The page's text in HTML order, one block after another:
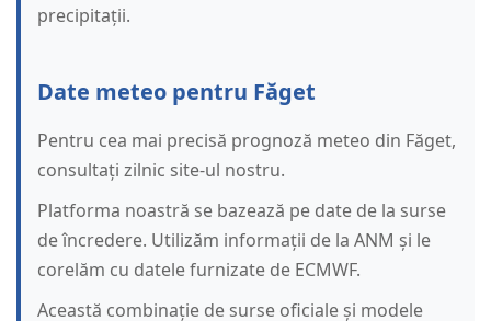
precipitații.
Date meteo pentru Făget
Pentru cea mai precisă prognoză meteo din Făget,
consultați zilnic site-ul nostru.
Platforma noastră se bazează pe date de la surse
de încredere. Utilizăm informații de la ANM și le
corelăm cu datele furnizate de ECMWF.
Această combinație de surse oficiale și modele